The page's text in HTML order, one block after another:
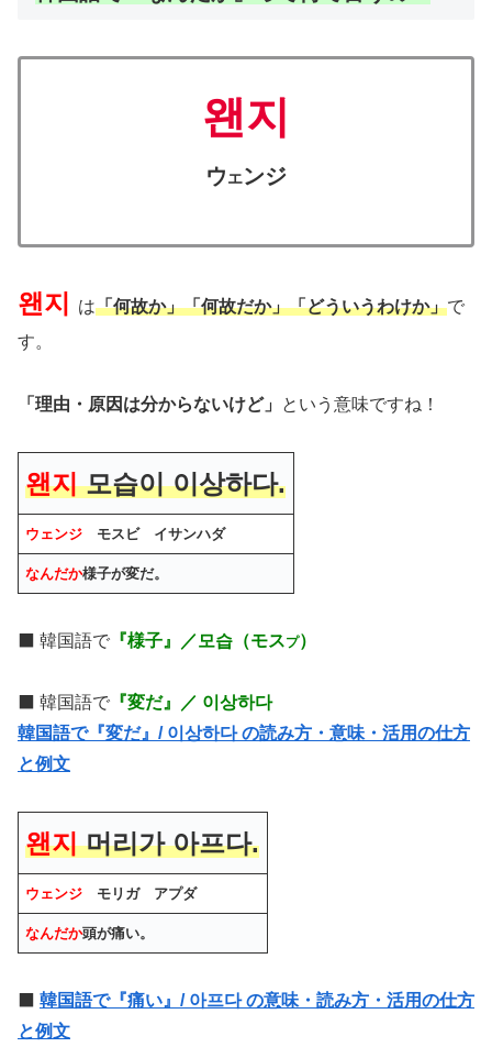
왠지
ウエンジ
왠지 は「何故か」「何故だか」「どういうわけか」で
す。
「理由・原因は分からないけど」 という意味ですね！
왠지모습이 이상하다.
ウェンジ モスビ イサンハダ
なんだか様子が変だ。
⬛️ 韓国語で 『様子』／모습（モスプ）
⬛️ 韓国語で 『変だ』／ 이상하다
韓国語で『変だ』/ 이상하다 の読み方・意味・活用の仕方
と例文
왠지머리가 아프다.
ウェンジ モリガ アプダ
なんだか頭が痛い。
韓国語で『痛い』/ 아프다 の意味・読み方・活用の仕方
と例文